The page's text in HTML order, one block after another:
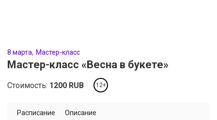
8 марта Мастер-класс
Мастер-класс «Весна в букете»
Стоимость: 1200 RUB 12+
Расписание Описание